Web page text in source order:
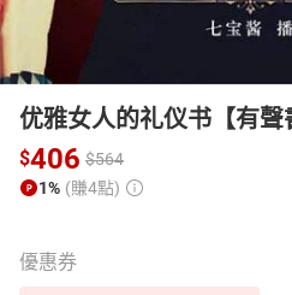
优雅女人的礼仪书【有聲
$406 $564
1% (賺4點)
優惠券